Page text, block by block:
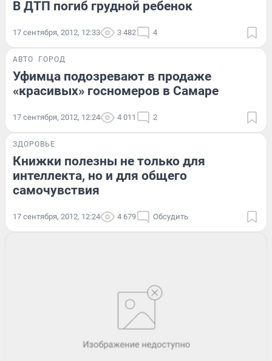
В ДТП погиб грудной ребенок
17 сентября, 2012, 12:33 3 482 4
АВТО ГОРОД
Уфимца подозревают в продаже
«красивых» госномеров в Самаре
17 сентября, 2012, 12:24 4 011 2
ЗДОРОВЬЕ
Книжки полезны не только для
интеллекта, но и для общего
самочувствия
17 сентября, 2012, 12:24 4 679 Обсудить